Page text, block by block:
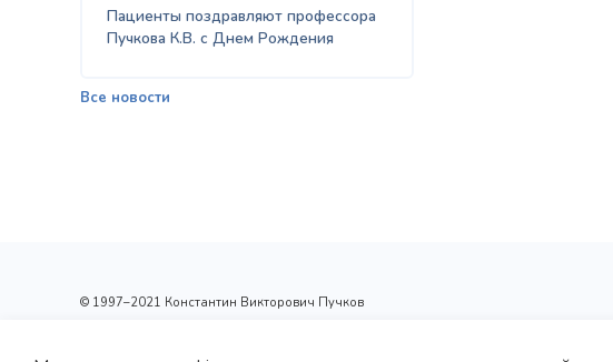
Пациенты поздравляют профессора
Пучкова К.В. с Днем Рождения
Все новости
© 1997–2021 Константин Викторович Пучков
выдана Департаментом здравоохранения г.Москвы